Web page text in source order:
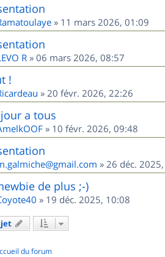
» 11 mars 2026, 01:09
R » 06 mars 2026, 08:57
!
» 20 févr. 2026, 22:26
a tous
» 10 févr. 2026, 09:48
» 26 déc.
de plus ;-)
» 19 déc. 2025, 10:08
du forum